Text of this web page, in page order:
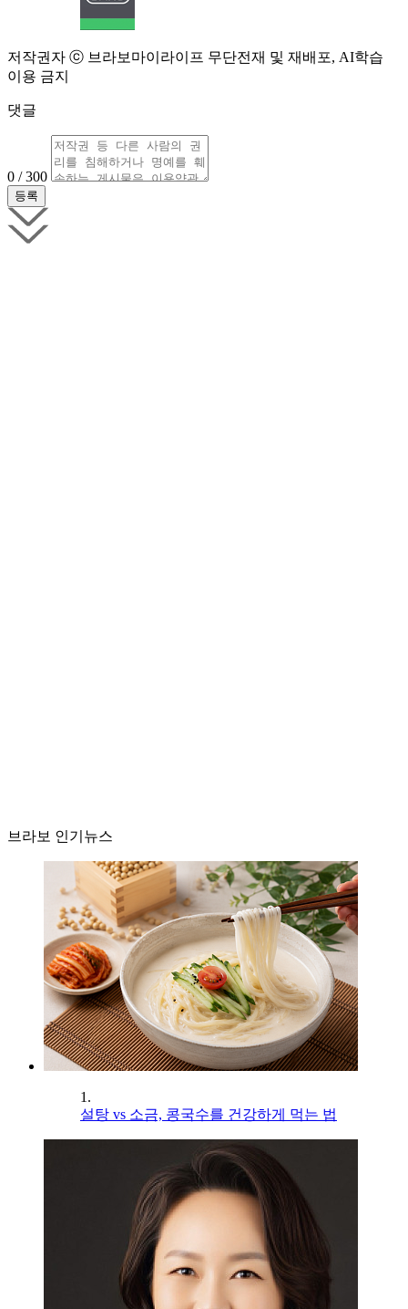
저작권자 ⓒ 브라보마이라이프 무단전재 및 재배포, AI학습
이용 금지
댓글
0 / 300
브라보 인기뉴스
1.
설탕 vs 소금, 콩국수를 건강하게 먹는 법